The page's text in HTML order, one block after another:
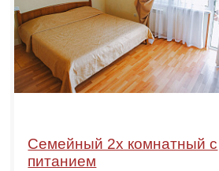
Семейный 2х комнатный с
питанием